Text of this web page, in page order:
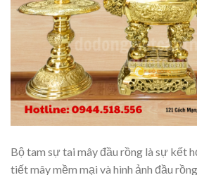
Bộ tam sự tai mây đầu rồng là sự kết
tiết mây mềm mại và hình ảnh đầu